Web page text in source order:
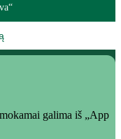
galima iš „App